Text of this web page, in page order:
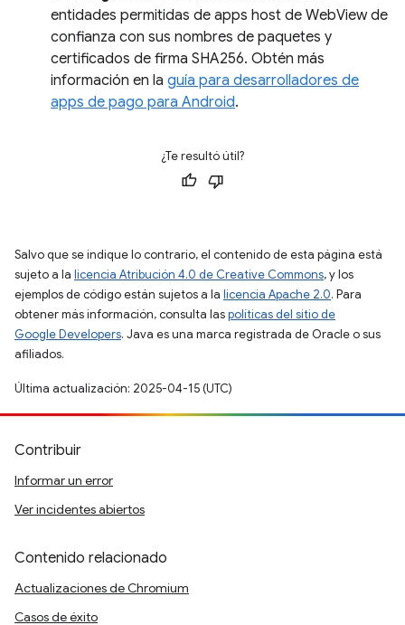
entidades permitidas de apps host de WebView de
confianza con sus nombres de paquetes y
certificados de firma SHA256. Obtén más
información en la guía para desarrolladores de
apps de pago para Android.
¿Te resultó útil?
Salvo que se indique lo contrario, el contenido de esta página está
sujeto a la licencia Atribución 4.0 de Creative Commons, y los
ejemplos de código están sujetos a la licencia Apache 2.0. Para
obtener más información, consulta laspolíticas del sitio de
Google Developers. Java es una marca registrada de Oracle o sus
afiliados.
Última actualización: 2025-04-15 (UTC)
Contribuir
Informar un error
Ver incidentes abiertos
Contenido relacionado
Actualizaciones de Chromium
Casos de éxito